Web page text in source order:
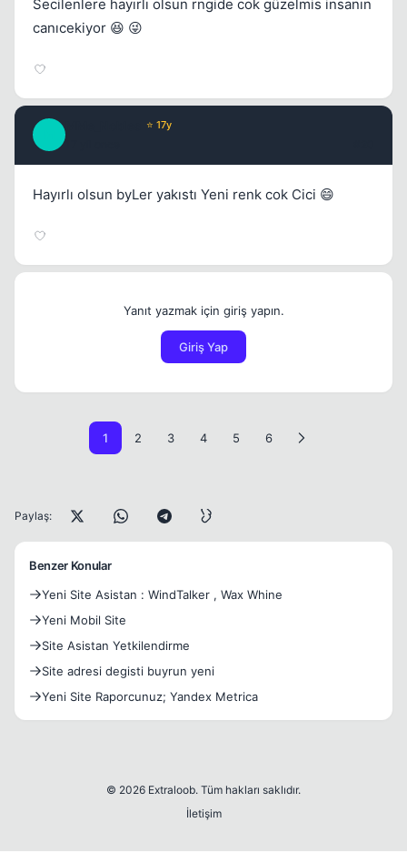
Secilenlere hayırlı olsun rngide cok güzelmis insanın
canıcekiyor 😆 😜
⭐ 17y
Hayırlı olsun byLer yakıstı Yeni renk cok Cici 😄
Yanıt yazmak için giriş yapın.
Giriş Yap
1 2 3 4 5 6
Paylaş:
Benzer Konular
Yeni Site Asistan : WindTalker , Wax Whine
Yeni Mobil Site
Site Asistan Yetkilendirme
Site adresi degisti buyrun yeni
Yeni Site Raporcunuz; Yandex Metrica
© 2026 Extraloob. Tüm hakları saklıdır.
İletişim